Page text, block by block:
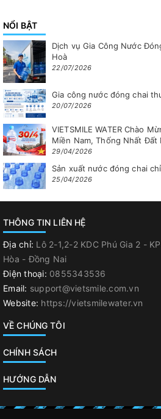
NỔI BẬT
Dịch vụ Gia Công Nước
Hoà
22/07/2026
Gia công nước đóng chai
20/07/2026
VIETSMILE WATER Chào
Miền Nam, Thống Nhất Đất
29/04/2026
Sản xuất nước đóng chai
25/04/2026
THÔNG TIN LIÊN HỆ
Địa chỉ: Lô 2-1,2-2 KDC Phú Gia 2 -
Hòa - Đồng Nai
Điện thoại: 0855343536
Email: support@vietsmile.com.vn
Website: https://vietsmilewater.vn
VỀ CHÚNG TÔI
CHÍNH SÁCH
HƯỚNG DẪN